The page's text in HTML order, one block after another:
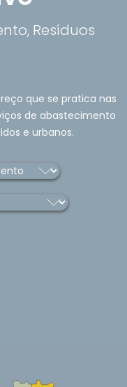
Resí­duos
que se pratica nas
de abastecimento
e urbanos.